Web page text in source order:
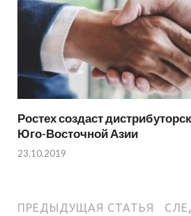
Ростех создаст
Юго-Восточной Азии
23.10.2019
ПРЕДЫДУЩАЯ СТАТЬЯ